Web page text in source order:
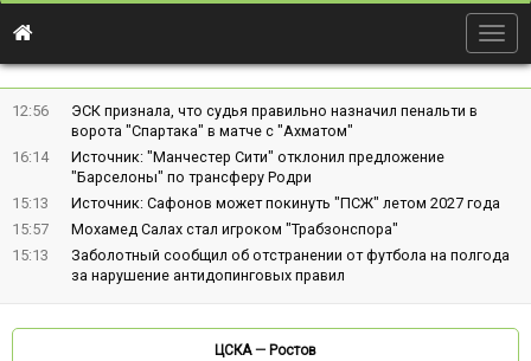
12:56
ЭСК признала, что судья правильно назначил пенальти в
ворота "Спартака" в матче с "Ахматом"
16:14
Источник: "Манчестер Сити" отклонил предложение
"Барселоны" по трансферу Родри
15:13
Источник: Сафонов может покинуть "ПСЖ" летом 2027 года
15:57
Мохамед Салах стал игроком "Трабзонспора"
15:13
Заболотный сообщил об отстранении от футбола на полгода
за нарушение антидопинговых правил
ЦСКА— Ростов